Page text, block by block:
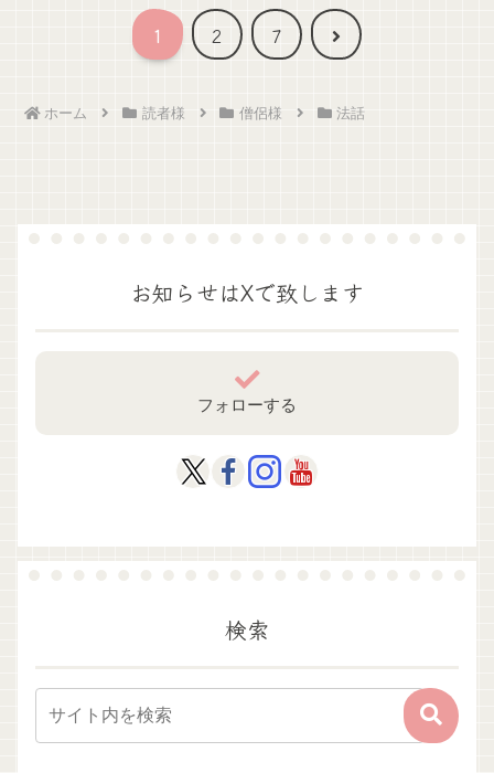
1 2 7
次
ホーム 読者様 僧侶様 法話
お知らせはXで致します
フォローする
検索